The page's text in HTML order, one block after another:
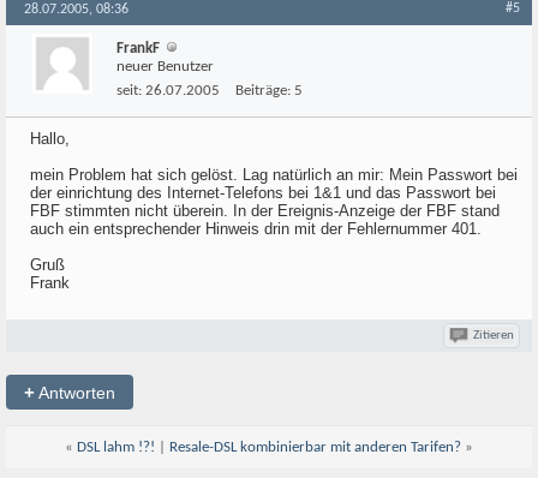
28.07.2005, 08:36 #5
FrankF
neuer Benutzer
seit: 26.07.2005 Beiträge: 5
Hallo,
mein Problem hat sich gelöst. Lag natürlich an mir: Mein Passwort bei
der einrichtung des Internet-Telefons bei 1&1 und das Passwort bei
FBF stimmten nicht überein. In der Ereignis-Anzeige der FBF stand
auch ein entsprechender Hinweis drin mit der Fehlernummer 401.
Gruß
Frank
Zitieren
+Antworten
« DSL lahm !?! Resale-DSL kombinierbar mit anderen Tarifen? »